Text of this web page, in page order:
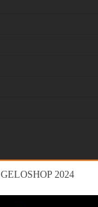
GELOSHOP 2024